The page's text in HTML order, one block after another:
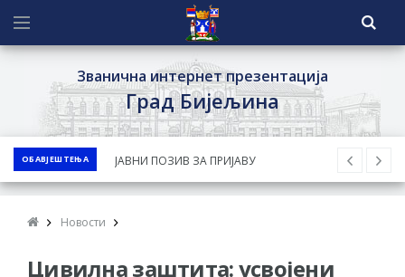
Званична интернет презентација
Град Бијељина
ОБАВЈЕШТЕЊА
ЈАВНИ ПОЗИВ ЗА ПРИЈАВУ
НЕПРОПИСНОГ ОДЛАГАЊА ОТПАДА УЗ
БЕСПОВРАТНИХ СРЕДСТАВА ЗА
Новости
Цивилна заштита: усвојени